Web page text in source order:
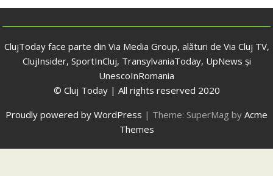
ClujToday face parte din Via Media Group, alături de Via Cluj TV,
ClujInsider, SportInCluj, TransylvaniaToday, UpNews și
UnescoInRomania
© Cluj Today | All rights reserved 2020
Proudly powered by WordPress | Theme: SuperMag by Acme
Themes